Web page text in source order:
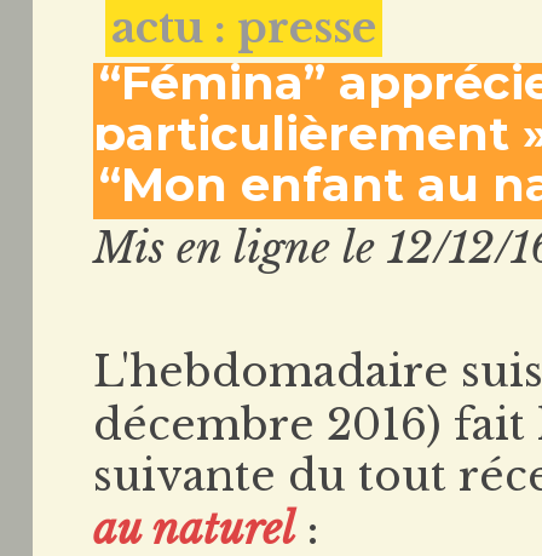
actu : presse
“Fémina”
particulièrement
“Mon enfant au
Mis en ligne le 12/12/
L'hebdomadaire
décembre 2016)
suivante du tout
au naturel :